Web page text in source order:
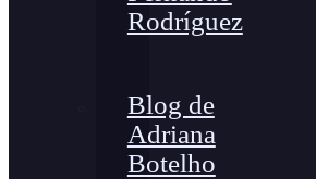
Rodríguez
Blog de
Adriana
Botelho